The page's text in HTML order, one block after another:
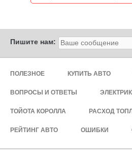
Пишите нам:
ПОЛЕЗНОЕ КУПИТЬ АВТО
ВОПРОСЫ И ОТВЕТЫ
ТОЙОТА КОРОЛЛА РАСХОД
РЕЙТИНГ АВТО ОШИБКИ